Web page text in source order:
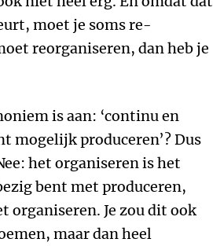
moet je soms re-
reorganiseren, dan heb je
is aan: ‘continu en
mogelijk produceren’? Dus
het organiseren is het
bent met produceren,
organiseren. Je zou dit ook
maar dan heel